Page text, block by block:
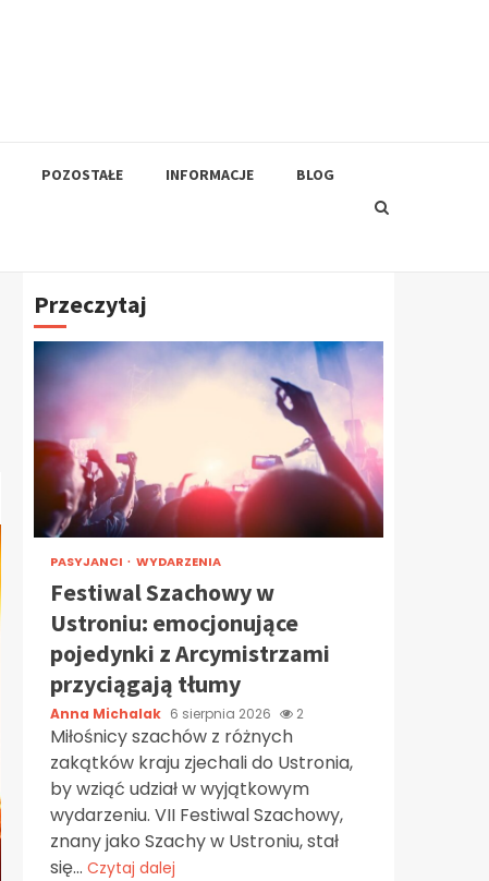
POZOSTAŁE INFORMACJE BLOG
Przeczytaj
PASYJANCI WYDARZENIA
Festiwal Szachowy w
Ustroniu: emocjonujące
pojedynki z Arcymistrzami
przyciągają tłumy
Anna Michalak 6 sierpnia 2026 2
Miłośnicy szachów z różnych
zakątków kraju zjechali do Ustronia,
by wziąć udział w wyjątkowym
wydarzeniu. VII Festiwal Szachowy,
znany jako Szachy w Ustroniu, stał
się... Czytaj dalej